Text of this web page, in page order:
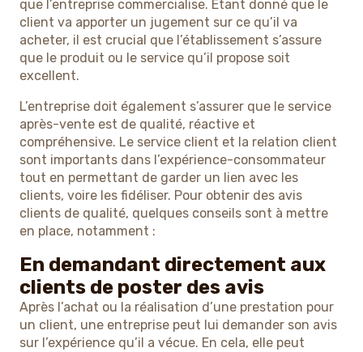
que l’entreprise commercialise. Étant donné que le
client va apporter un jugement sur ce qu’il va
acheter, il est crucial que l’établissement s’assure
que le produit ou le service qu’il propose soit
excellent.
L’entreprise doit également s’assurer que le service
après-vente est de qualité, réactive et
compréhensive. Le service client et la relation client
sont importants dans l’expérience-consommateur
tout en permettant de garder un lien avec les
clients, voire les fidéliser. Pour obtenir des avis
clients de qualité, quelques conseils sont à mettre
en place, notamment :
En demandant directement aux
clients de poster des avis
Après l’achat ou la réalisation d’une prestation pour
un client, une entreprise peut lui demander son avis
sur l’expérience qu’il a vécue. En cela, elle peut